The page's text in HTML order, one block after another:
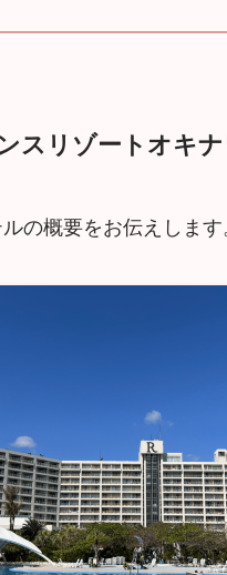
スリゾートオキ
の概要をお伝えします